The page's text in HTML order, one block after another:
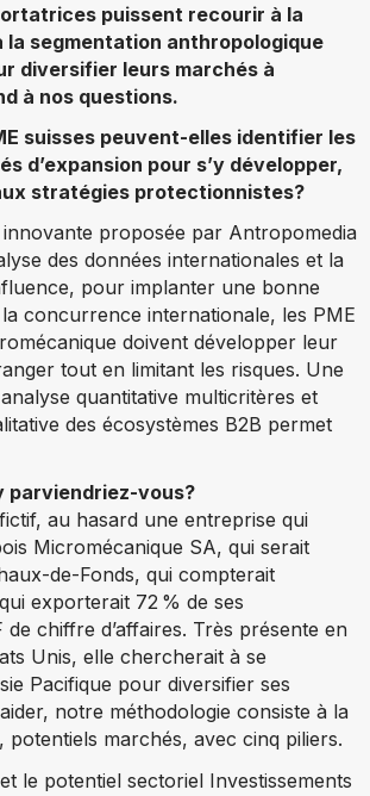
puissent recourir à la
la segmentation anthropologique
diversifier leurs marchés à
à nos questions.
suisses peuvent-elles identifier les
d’expansion pour s’y développer,
stratégies protectionnistes?
innovante proposée par Antropomedia
des données internationales et la
pour implanter une bonne
concurrence internationale, les PME
doivent développer leur
tout en limitant les risques. Une
quantitative multicritères et
des écosystèmes B2B permet
parviendriez-vous?
au hasard une entreprise qui
Micromécanique SA, qui serait
de-Fonds, qui compterait
exporterait 72 % de ses
de chiffre d’affaires. Très présente en
Unis, elle chercherait à se
Pacifique pour diversifier ses
notre méthodologie consiste à la
potentiels marchés, avec cinq piliers.
le potentiel sectoriel Investissements